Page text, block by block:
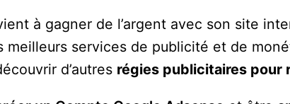
à gagner de l’argent avec son site
meilleurs services de publicité et de
d’autres régies publicitaires pour